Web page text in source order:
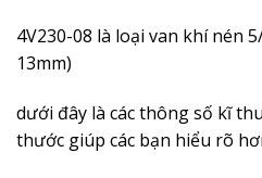
4V230-08 là loại van khí nén
13mm)
dưới đây là các thông số kĩ
thước giúp các bạn hiểu rõ